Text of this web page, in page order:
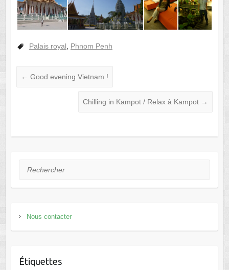
Palais royal Phnom Penh
← Good evening Vietnam !
Chilling in Kampot / Relax à Kampot →
Rechercher
Nous contacter
Étiquettes